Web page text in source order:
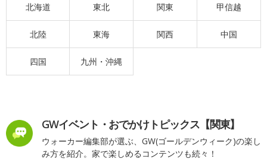
北海道 東北 関東 甲信越
北陸 東海 関西 中国
四国 九州・沖縄
GWイベント・おでかけトピックス【関東】
ウォーカー編集部が選ぶ、GW(ゴールデンウィーク)の楽し
み方を紹介。家で楽しめるコンテンツも続々！